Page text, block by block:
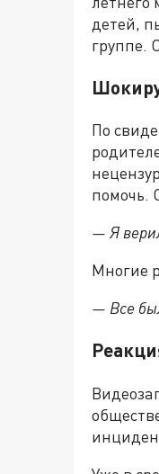
детей,
группе.
По
помочь.
— Я
Многие
— Все